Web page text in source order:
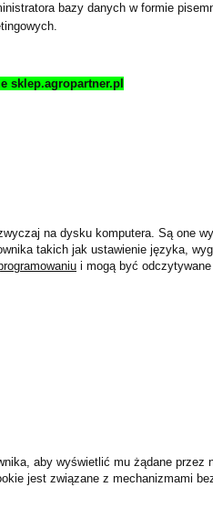
bazy danych w formie
sklep.agropartner.pl
na dysku komputera. Są one
takich jak ustawienie języka,
i mogą być
aby wyświetlić mu żądane przez
jest związane z mechanizmami